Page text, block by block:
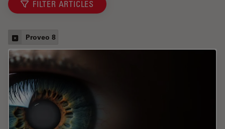
FILTER ARTICLES
Proveo 8